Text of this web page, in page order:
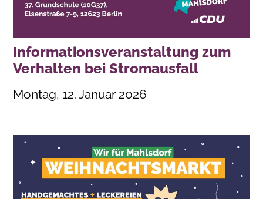
Informationsveranstaltung zum
Verhalten bei Stromausfall
Montag, 12. Januar 2026